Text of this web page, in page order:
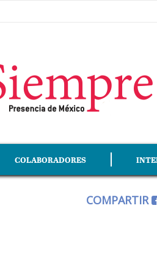
COLABORADORES
COMPARTIR